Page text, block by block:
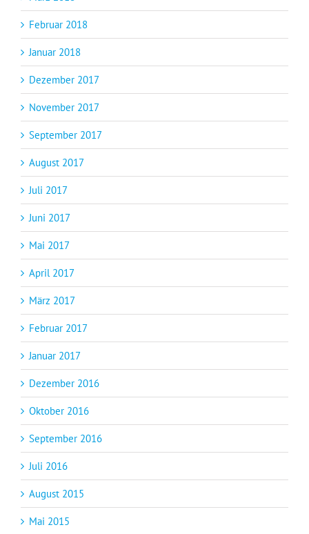
Februar 2018
Januar 2018
Dezember 2017
November 2017
September 2017
August 2017
Juli 2017
Juni 2017
Mai 2017
April 2017
März 2017
Februar 2017
Januar 2017
Dezember 2016
Oktober 2016
September 2016
Juli 2016
August 2015
Mai 2015